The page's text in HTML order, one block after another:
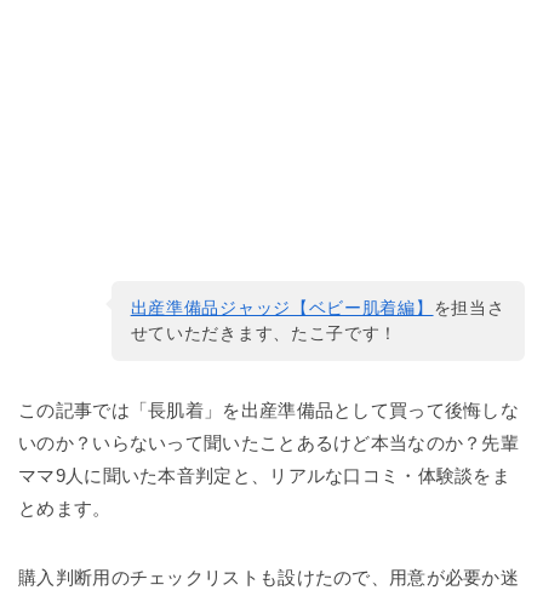
出産準備品ジャッジ【ベビー肌着編】 を担当さ
せていただきます、たこ子です！
この記事では「長肌着」を出産準備品として買って後悔しな
いのか？いらないって聞いたことあるけど本当なのか？先輩
ママ9人に聞いた本音判定と、リアルな口コミ・体験談をま
とめます。
購入判断用のチェックリストも設けたので、用意が必要か迷